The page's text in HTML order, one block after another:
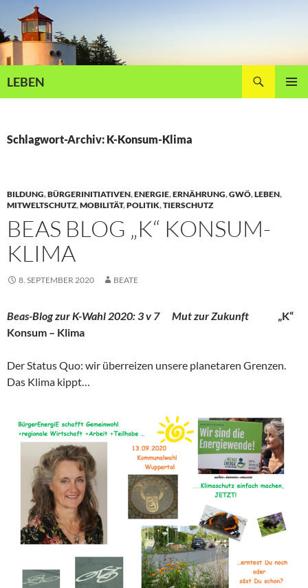
Inhalt
springen
LEBEN
Schlagwort-Archiv: K-Konsum-Klima
BILDUNG,BÜRGERINITIATIVEN,ENERGIE,ERNÄHRUNG,GWÖ,LEBEN,
MITWELTSCHUTZ,MOBILITÄT,POLITIK,TIERSCHUTZ
BEAS BLOG „K“ KONSUM-
KLIMA
8. SEPTEMBER 2020 BEATE
Beas-Blog zur K-Wahl 2020: 3 v 7 MutzurZukunft
„K“
Konsum – Klima
Der Status Quo: wir überreizen unsere planetaren Grenzen.
Das Klima kippt…